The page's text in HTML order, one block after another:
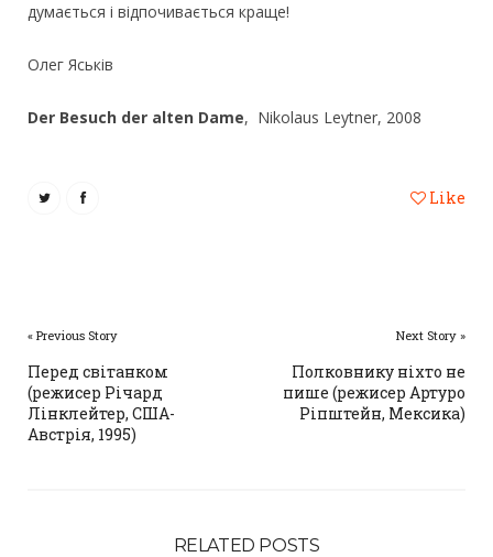
думається і відпочивається краще!
Олег Яськів
Der Besuch der alten Dame, Nikolaus Leytner, 2008
Like
« Previous Story
Перед світанком
(режисер Річард
Лінклейтер, США-
Австрія, 1995)
Next Story »
Полковнику ніхто не
пише (режисер Артуро
Ріпштейн, Мексика)
RELATED POSTS